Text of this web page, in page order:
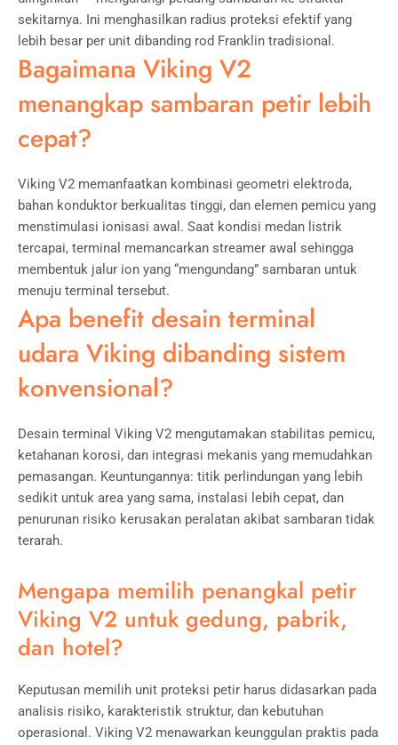
sekitarnya. Ini menghasilkan radius proteksi efektif yang
lebih besar per unit dibanding rod Franklin tradisional.
Bagaimana Viking V2
menangkap sambaran petir lebih
cepat?
Viking V2 memanfaatkan kombinasi geometri elektroda,
bahan konduktor berkualitas tinggi, dan elemen pemicu yang
menstimulasi ionisasi awal. Saat kondisi medan listrik
tercapai, terminal memancarkan streamer awal sehingga
membentuk jalur ion yang “mengundang” sambaran untuk
menuju terminal tersebut.
Apa benefit desain terminal
udara Viking dibanding sistem
konvensional?
Desain terminal Viking V2 mengutamakan stabilitas pemicu,
ketahanan korosi, dan integrasi mekanis yang memudahkan
pemasangan. Keuntungannya: titik perlindungan yang lebih
sedikit untuk area yang sama, instalasi lebih cepat, dan
penurunan risiko kerusakan peralatan akibat sambaran tidak
terarah.
Mengapa memilih penangkal petir
Viking V2 untuk gedung, pabrik,
dan hotel?
Keputusan memilih unit proteksi petir harus didasarkan pada
analisis risiko, karakteristik struktur, dan kebutuhan
operasional. Viking V2 menawarkan keunggulan praktis pada